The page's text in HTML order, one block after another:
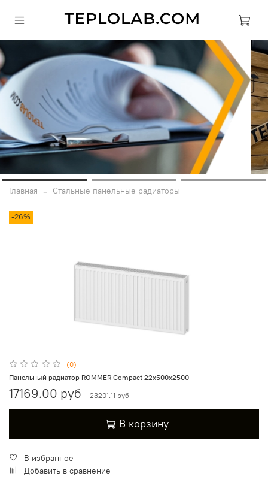
Главная Стальные панельные радиаторы
-26%
(0)
Панельный радиатор ROMMER Compact 22х500х2500
17169.00 руб 23201.11 руб
В корзину
В избранное
Добавить в сравнение